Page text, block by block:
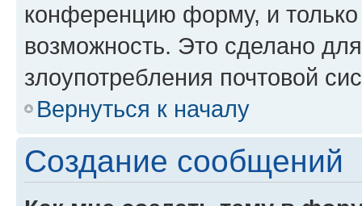
конференцию форму, и
возможность. Это сделано
злоупотребления почтовой
Вернуться к началу
Создание сообщений